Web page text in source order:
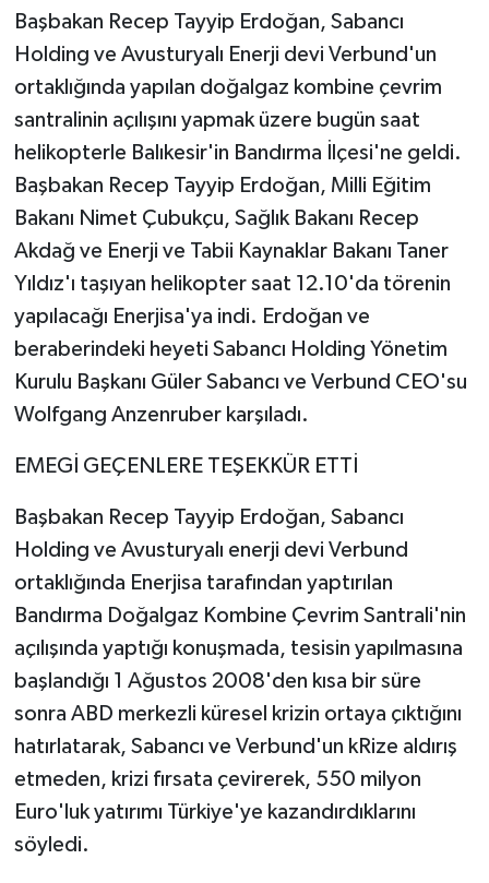
Başbakan Recep Tayyip Erdoğan, Sabancı
Holding ve Avusturyalı Enerji devi Verbund'un
ortaklığında yapılan doğalgaz kombine çevrim
santralinin açılışını yapmak üzere bugün saat
helikopterle Balıkesir'in Bandırma İlçesi'ne geldi.
Başbakan Recep Tayyip Erdoğan, Milli Eğitim
Bakanı Nimet Çubukçu, Sağlık Bakanı Recep
Akdağ ve Enerji ve Tabii Kaynaklar Bakanı Taner
Yıldız'ı taşıyan helikopter saat 12.10'da törenin
yapılacağı Enerjisa'ya indi. Erdoğan ve
beraberindeki heyeti Sabancı Holding Yönetim
Kurulu Başkanı Güler Sabancı ve Verbund CEO'su
Wolfgang Anzenruber karşıladı.
EMEGİ GEÇENLERE TEŞEKKÜR ETTİ
Başbakan Recep Tayyip Erdoğan, Sabancı
Holding ve Avusturyalı enerji devi Verbund
ortaklığında Enerjisa tarafından yaptırılan
Bandırma Doğalgaz Kombine Çevrim Santrali'nin
açılışında yaptığı konuşmada, tesisin yapılmasına
başlandığı 1 Ağustos 2008'den kısa bir süre
sonra ABD merkezli küresel krizin ortaya çıktığını
hatırlatarak, Sabancı ve Verbund'un kRize aldırış
etmeden, krizi fırsata çevirerek, 550 milyon
Euro'luk yatırımı Türkiye'ye kazandırdıklarını
söyledi.